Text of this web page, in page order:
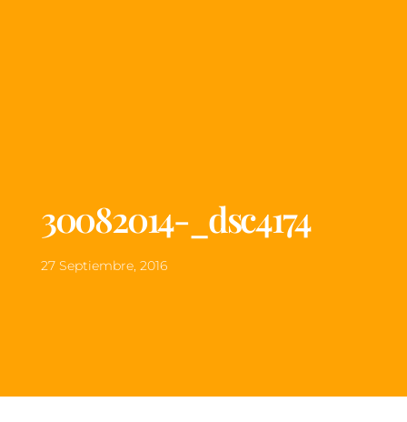
30082014-_dsc4174
27 Septiembre, 2016